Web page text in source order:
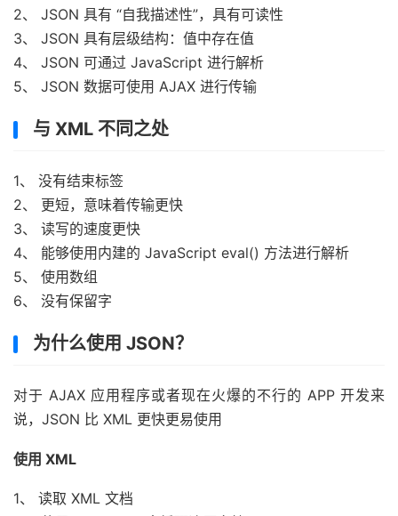
2、 JSON 具有 “自我描述性”，具有可读性
3、 JSON 具有层级结构：值中存在值
4、 JSON 可通过 JavaScript 进行解析
5、 JSON 数据可使用 AJAX 进行传输
与 XML 不同之处
1、 没有结束标签
2、 更短，意味着传输更快
3、 读写的速度更快
4、 能够使用内建的 JavaScript eval() 方法进行解析
5、 使用数组
6、 没有保留字
为什么使用 JSON？
对于 AJAX 应用程序或者现在火爆的不行的 APP 开发来
说，JSON 比 XML 更快更易使用
使用 XML
1、 读取 XML 文档